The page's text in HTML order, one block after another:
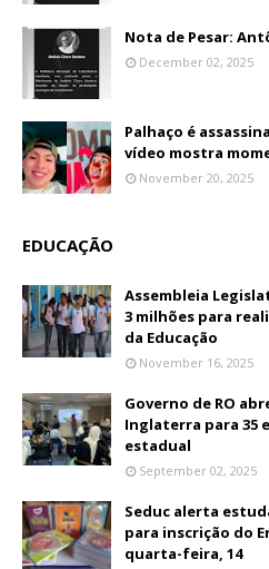
Nota de Pesar:
December 02, 2025
Palhaço é
vídeo mostra
November 20, 2025
EDUCAÇÃO
Assembleia
3 milhões para
da Educação
November 16, 2025
Governo de RO
Inglaterra para 35
estadual
September 02, 2025
Seduc alerta
para inscrição do
quarta-feira, 14